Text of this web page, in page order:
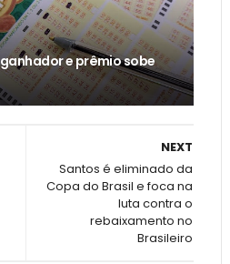
e prêmio sobe
NEXT
Santos é eliminado da
Copa do Brasil e foca na
luta contra o
rebaixamento no
Brasileiro